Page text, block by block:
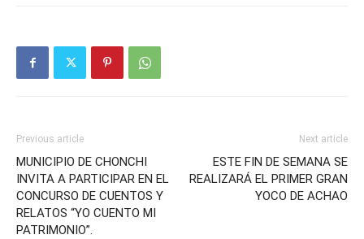
Previous article
MUNICIPIO DE CHONCHI
INVITA A PARTICIPAR EN EL
CONCURSO DE CUENTOS Y
RELATOS “YO CUENTO MI
PATRIMONIO”.
Next article
ESTE FIN DE SEMANA SE
REALIZARÁ EL PRIMER GRAN
YOCO DE ACHAO